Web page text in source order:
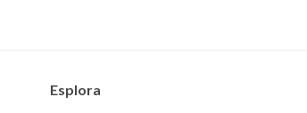
Esplora